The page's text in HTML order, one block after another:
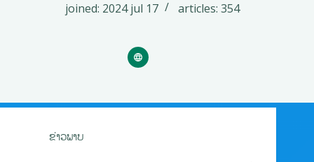
joined: 2024 jul 17
articles: 354
ຂ່າວພາບ